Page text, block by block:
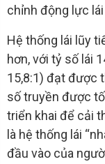
chỉnh động lực
Hệ thống lái lũy
hơn, với tỷ số lái
15,8:1) đạt được
số truyền được
triển khai để cải
là hệ thống lái
đầu vào của